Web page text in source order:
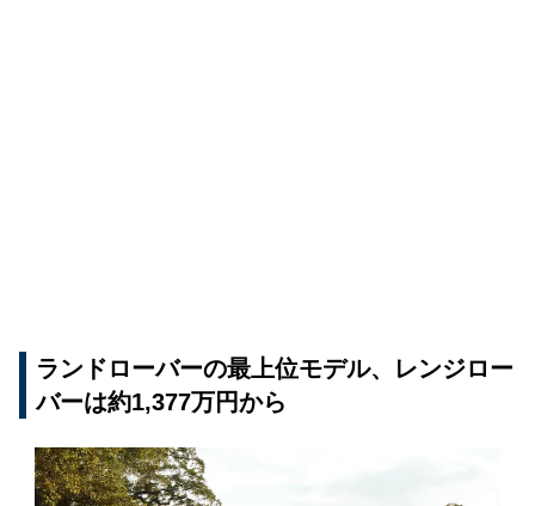
ランドローバーの最上位モデル、レンジロー
バーは約1,377万円から